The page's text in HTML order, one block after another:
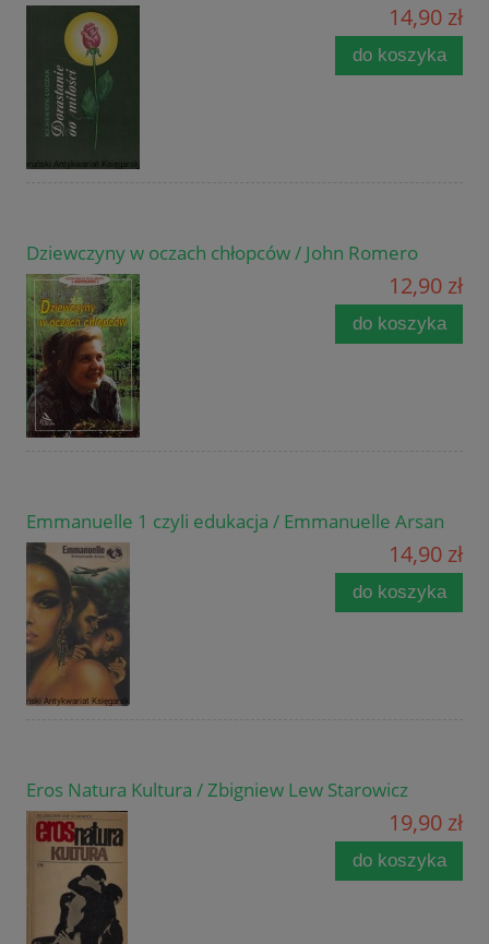
14,90 zł
do koszyka
Dziewczyny w oczach chłopców / John Romero
12,90 zł
do koszyka
Emmanuelle 1 czyli edukacja / Emmanuelle Arsan
14,90 zł
do koszyka
Eros Natura Kultura / Zbigniew Lew Starowicz
19,90 zł
do koszyka